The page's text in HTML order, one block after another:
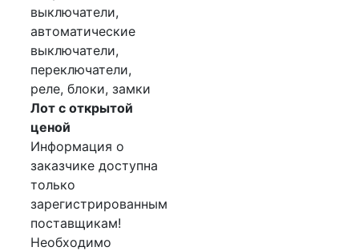
выключатели,
автоматические
выключатели,
переключатели,
реле, блоки, замки
Лот с открытой
ценой
Информация о
заказчике доступна
только
зарегистрированным
поставщикам!
Необходимо